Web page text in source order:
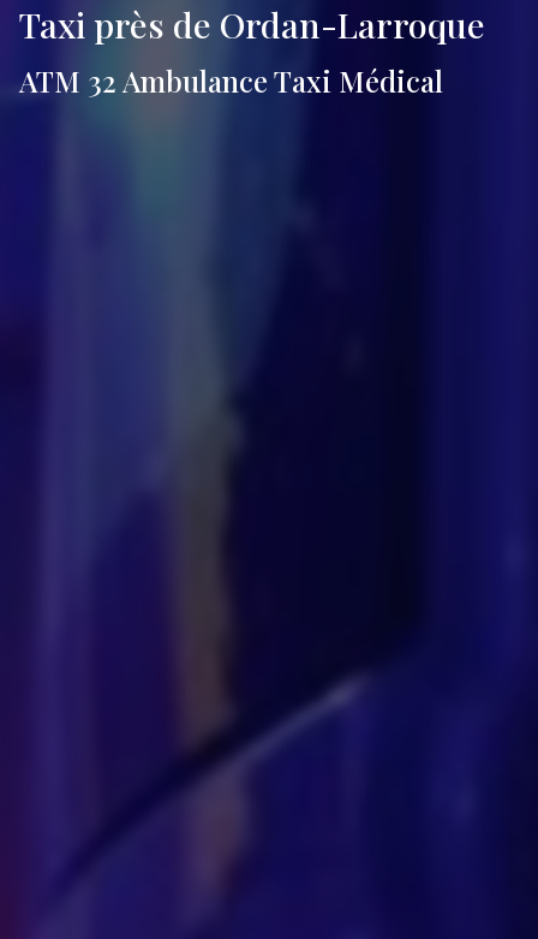
Taxi près de Ordan-Larroque
ATM 32 Ambulance Taxi Médical